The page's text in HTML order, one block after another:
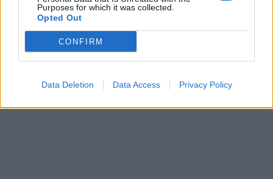
Purposes for which it was collected.
Opted Out
CONFIRM
Data Deletion Data Access Privacy Policy